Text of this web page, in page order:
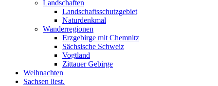
Landschaften
Landschaftsschutzgebiet
Naturdenkmal
Wanderregionen
Erzgebirge mit Chemnitz
Sächsische Schweiz
Vogtland
Zittauer Gebirge
Weihnachten
Sachsen liest.